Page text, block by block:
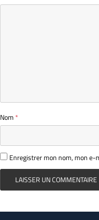
Nom *
Enregistrer mon nom, mon e-